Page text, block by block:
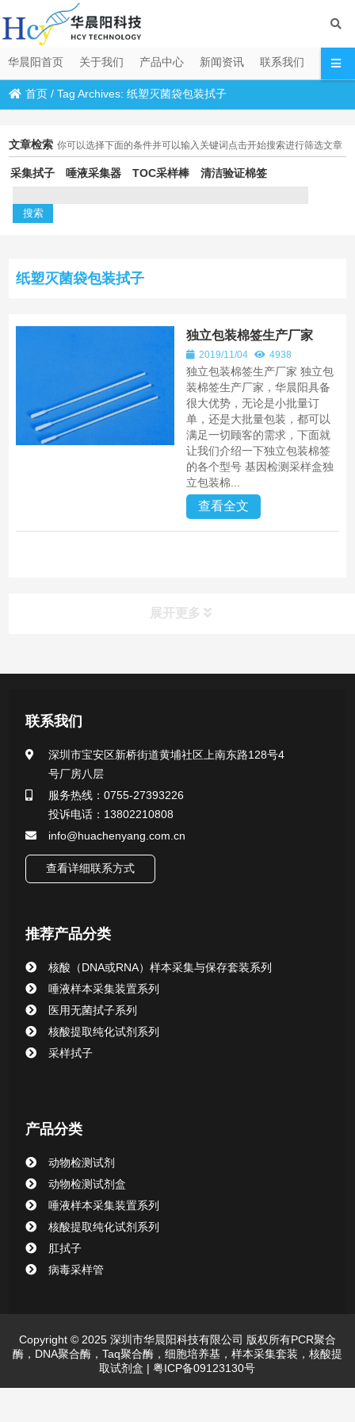
华晨阳首页 关于我们 产品中心 新闻资讯 联系我们
首页 /Tag Archives: 纸塑灭菌袋包装拭子
文章检索 你可以选择下面的条件并可以输入关键词点击开始搜索进行筛选文章
采集拭子 唾液采集器 TOC采样棒 清洁验证棉签
纸塑灭菌袋包装拭子
独立包装棉签生产厂家
2019/11/04 4938
独立包装棉签生产厂家 独立包
装棉签生产厂家，华晨阳具备
很大优势，无论是小批量订
单，还是大批量包装，都可以
满足一切顾客的需求，下面就
让我们介绍一下独立包装棉签
的各个型号 基因检测采样盒独
立包装棉...
查看全文
展开更多
产品中心
医用无菌采样拭子系列
一次性使用采样器系列
微生物样本保存液（通用运输传媒介质）系列
核酸（DNA&RNA）样本采集与保存套装系列
唾液样本采集装置系列
清洁验证棉签系列
动物检测试剂
联系我们
深圳市宝安区新桥街道黄埔社区上南东路128号4
号厂房八层
服务热线：0755-27393226
投诉电话：13802210808
info@huachenyang.com.cn
查看详细联系方式
推荐产品分类
核酸（DNA或RNA）样本采集与保存套装系列
唾液样本采集装置系列
医用无菌拭子系列
核酸提取纯化试剂系列
采样拭子
产品分类
动物检测试剂
动物检测试剂盒
唾液样本采集装置系列
核酸提取纯化试剂系列
肛拭子
病毒采样管
Copyright © 2025 深圳市华晨阳科技有限公司 版权所有PCR聚合
酶，DNA聚合酶，Taq聚合酶，细胞培养基，样本采集套装，核酸提
取试剂盒 | 粤ICP备09123130号